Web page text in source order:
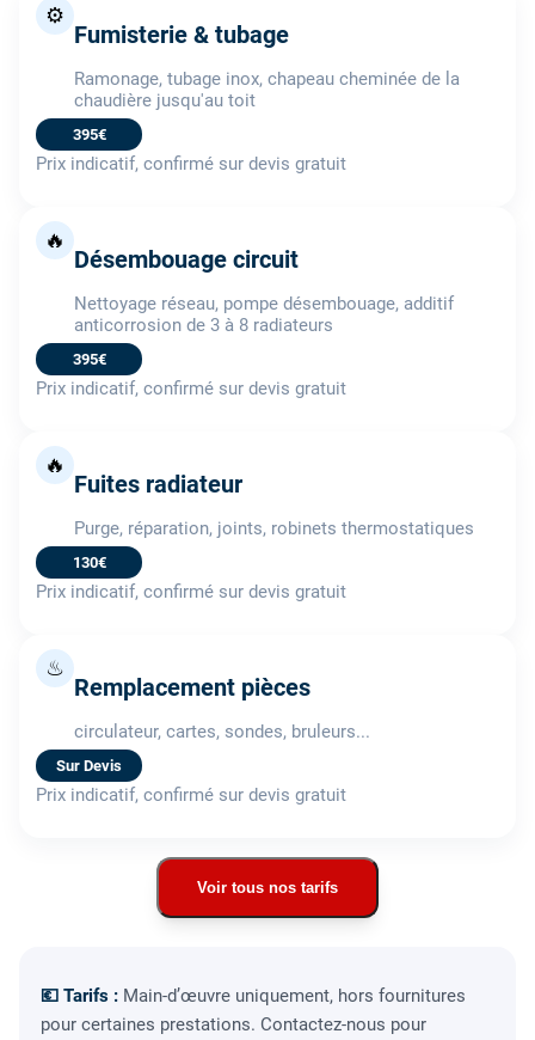
⚙️
Fumisterie & tubage
Ramonage, tubage inox, chapeau cheminée de la
chaudière jusqu'au toit
395€
Prix indicatif, confirmé sur devis gratuit
🔥
Désembouage circuit
Nettoyage réseau, pompe désembouage, additif
anticorrosion de 3 à 8 radiateurs
395€
Prix indicatif, confirmé sur devis gratuit
🔥
Fuites radiateur
Purge, réparation, joints, robinets thermostatiques
130€
Prix indicatif, confirmé sur devis gratuit
♨
Remplacement pièces
circulateur, cartes, sondes, bruleurs...
Sur Devis
Prix indicatif, confirmé sur devis gratuit
Voir tous nos tarifs
💶 Tarifs : Main-d’œuvre uniquement, hors fournitures
pour certaines prestations. Contactez-nous pour